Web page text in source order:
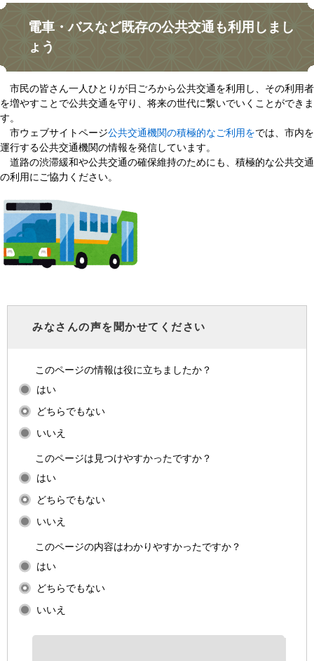
電車・バスなど既存の公共交通も利用しまし
ょう
市民の皆さん一人ひとりが日ごろから公共交通を利用し、その利用者
を増やすことで公共交通を守り、将来の世代に繋いでいくことができま
す。
市ウェブサイトページ​公共交通機関の積極的なご利用をでは、市内を
運行する公共交通機関の情報を発信しています。
道路の渋滞緩和や公共交通の確保維持のためにも、積極的な公共交通
の利用にご協力ください。
みなさんの声を聞かせてください
このページの情報は役に立ちましたか？
はい
どちらでもない
いいえ
このページは見つけやすかったですか？
はい
どちらでもない
いいえ
このページの内容はわかりやすかったですか？
はい
どちらでもない
いいえ